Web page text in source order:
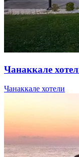
Чанаккале
Чанаккале хотели